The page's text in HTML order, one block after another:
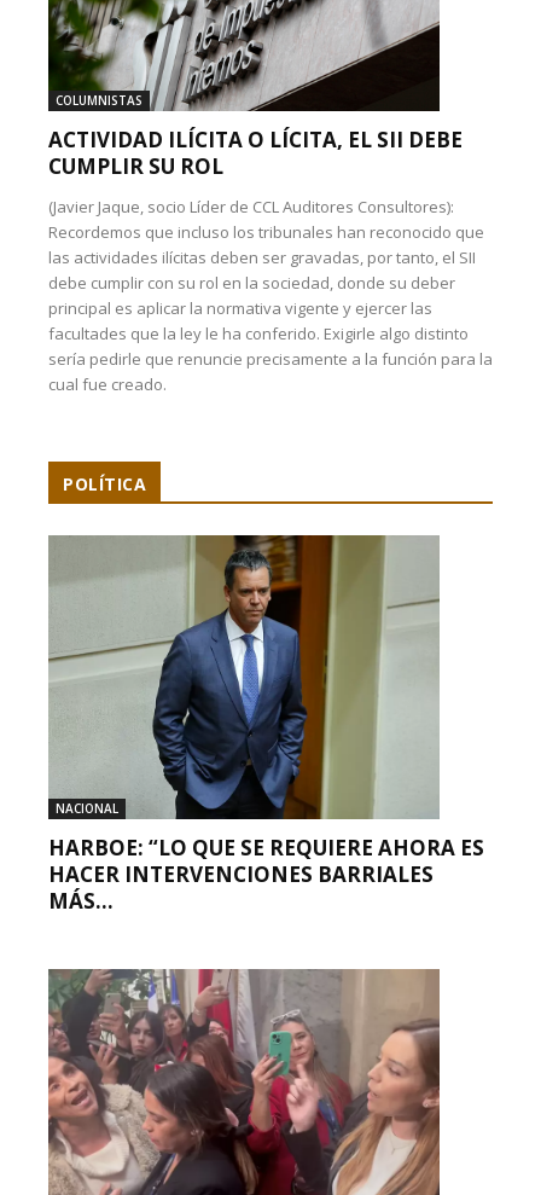
COLUMNISTAS
ACTIVIDAD ILÍCITA O LÍCITA, EL SII DEBE
CUMPLIR SU ROL
(Javier Jaque, socio Líder de CCL Auditores Consultores):
Recordemos que incluso los tribunales han reconocido que
las actividades ilícitas deben ser gravadas, por tanto, el SII
debe cumplir con su rol en la sociedad, donde su deber
principal es aplicar la normativa vigente y ejercer las
facultades que la ley le ha conferido. Exigirle algo distinto
sería pedirle que renuncie precisamente a la función para la
cual fue creado.
POLÍTICA
NACIONAL
HARBOE: “LO QUE SE REQUIERE AHORA ES
HACER INTERVENCIONES BARRIALES
MÁS...